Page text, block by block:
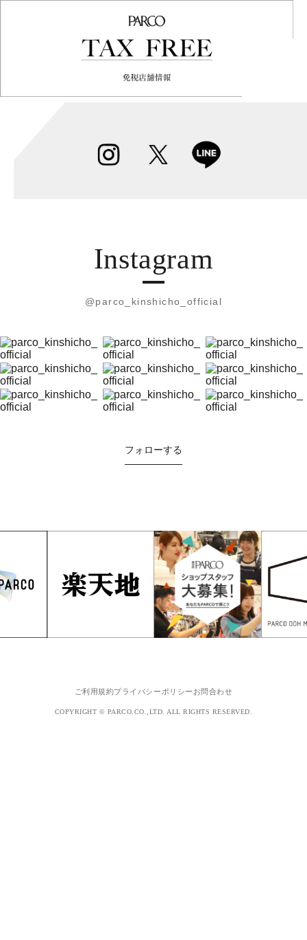
Instagram
@parco_kinshicho_official
フォローする
ご利用規約プライバシーポリシー お問合わせ
COPYRIGHT © PARCO.CO.,LTD. ALL RIGHTS RESERVED.